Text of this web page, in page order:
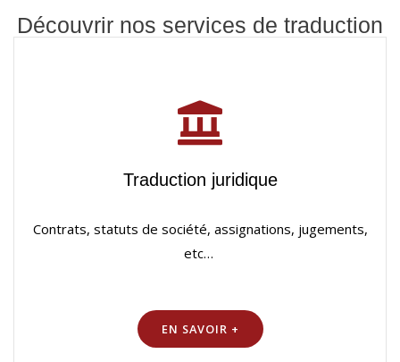
Découvrir nos services de traduction
Traduction juridique
Contrats, statuts de société, assignations, jugements,
etc…
EN SAVOIR +